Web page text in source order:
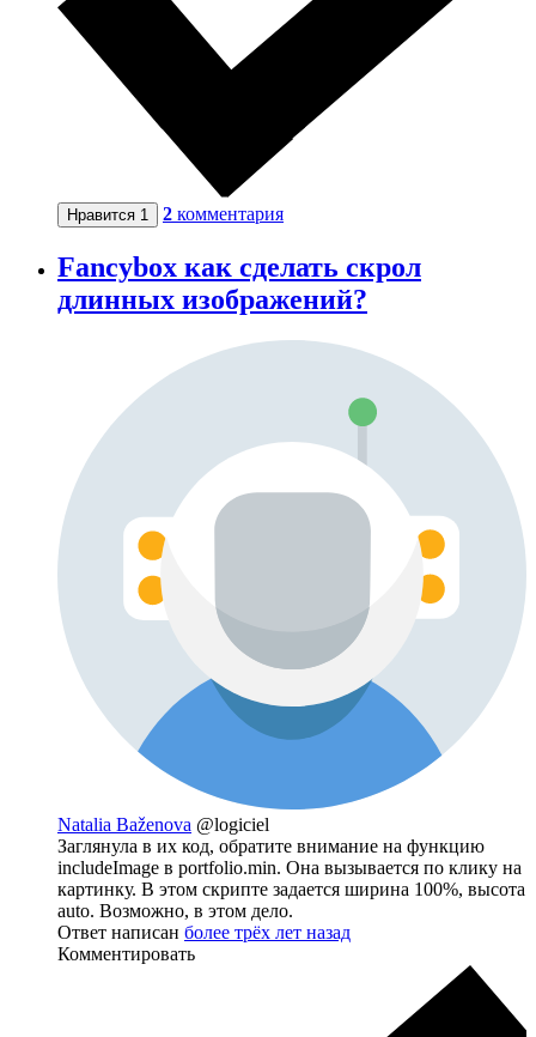
Нравится 1 2 комментария
Fancybox как сделать скрол
длинных изображений?
Natalia Baženova @logiciel
Заглянула в их код, обратите внимание на функцию
includeImage в portfolio.min. Она вызывается по клику на
картинку. В этом скрипте задается ширина 100%, высота
auto. Возможно, в этом дело.
Ответ написан более трёх лет назад
Комментировать